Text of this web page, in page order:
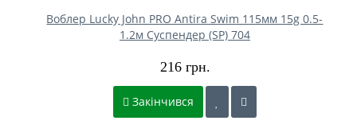
Воблер Lucky John PRO Antira Swim 115мм 15g 0.5-
1.2м Cуспендер (SP) 704
216 грн.
Закінчився